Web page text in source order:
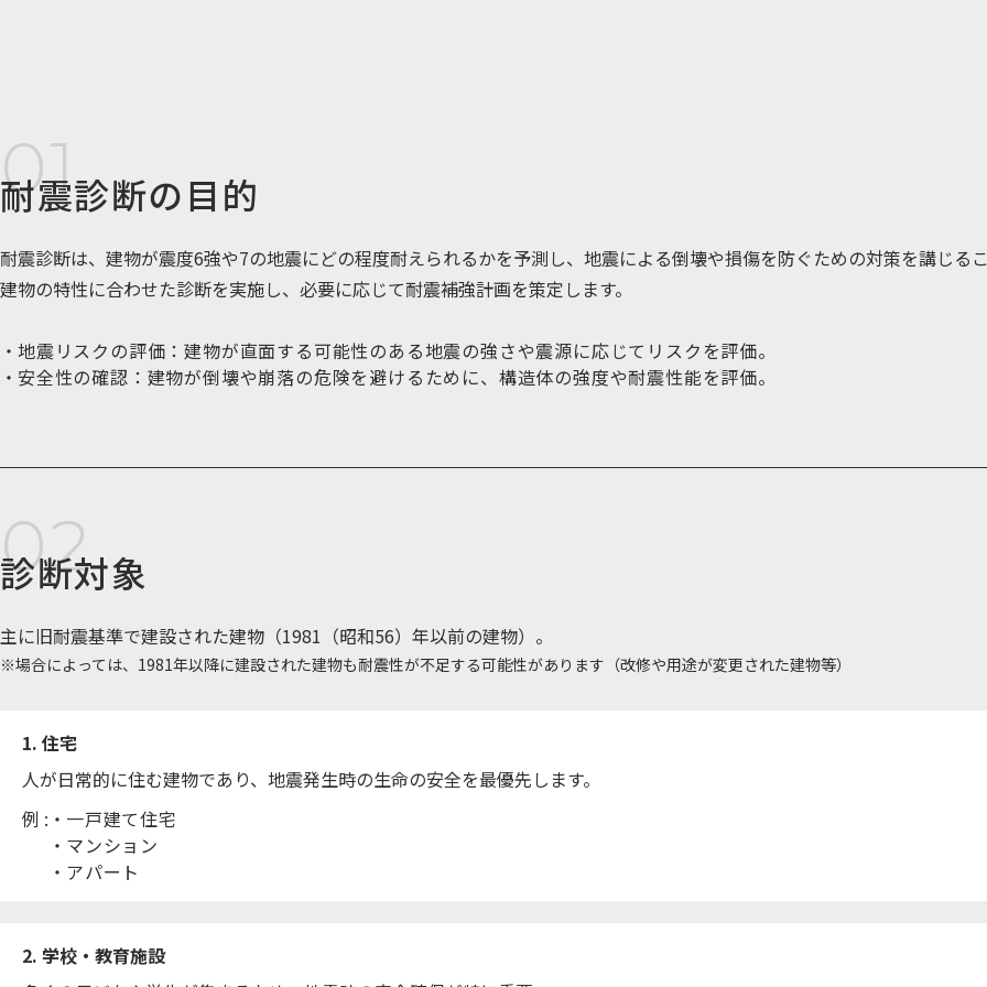
耐震診断の目的
耐震診断は、建物が震度6強や7の地震にどの程度耐えられるかを予測し、地震による倒壊や損傷を防ぐための対策を講じる
建物の特性に合わせた診断を実施し、必要に応じて耐震補強計画を策定します。
地震リスクの評価：建物が直面する可能性のある地震の強さや震源に応じてリスクを評価。
安全性の確認： 建物が倒壊や崩落の危険を避けるために、構造体の強度や耐震性能を評価。
診断対象
主に旧耐震基準で建設された建物（1981（昭和56）年以前の建物）。
場合によっては、1981年以降に建設された建物も耐震性が不足する可能性があります（改修や用途が変更された建物等）
1. 住宅
人が日常的に住む建物であり、地震発生時の生命の安全を最優先します。
例 :
一戸建て住宅
マンション
アパート
2. 学校・教育施設